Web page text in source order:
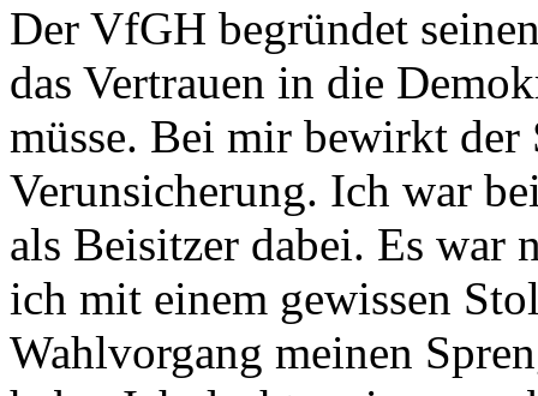
Der VfGH begründet
das Vertrauen in die
müsse. Bei mir bewirkt der
Verunsicherung. Ich war
als Beisitzer dabei. Es war
ich mit einem gewissen
Wahlvorgang meinen